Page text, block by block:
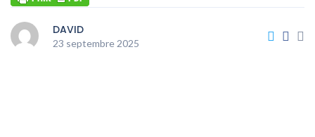
DAVID
23 septembre 2025